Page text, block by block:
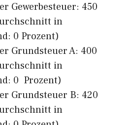
Gewerbesteuer: 450
in
0 Prozent)
Grundsteuer A: 400
in
0 Prozent)
Grundsteuer B: 420
in